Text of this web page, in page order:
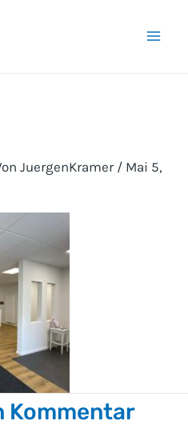
JuergenKramer / Mai 5,
Kommentar